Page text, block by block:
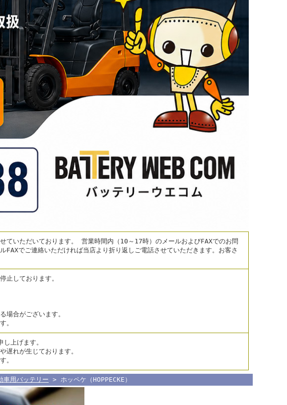
ていただいております。 営業時間内（10～17時）のメールおよびFAXでのお問
でご連絡いただければ当店より折り返しご電話させていただきます。お客さ
止しております。
場合がございます。
。
上げます。
遅れが生じております。
。
車用バッテリー > ホッペケ（HOPPECKE）